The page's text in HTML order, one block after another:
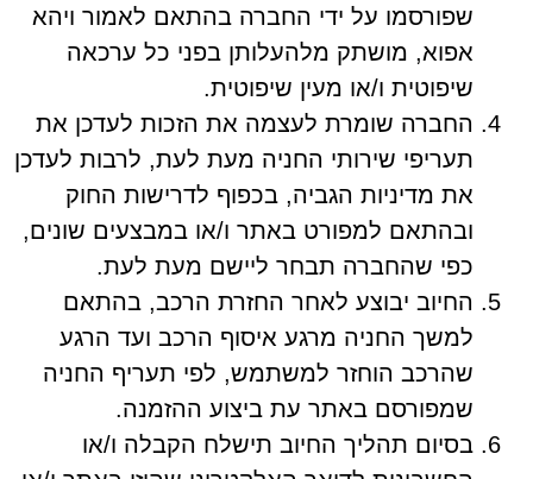
שפורסמו על ידי החברה בהתאם לאמור ויהא
אפוא, מושתק מלהעלותן בפני כל ערכאה
שיפוטית ו/או מעין שיפוטית.
החברה שומרת לעצמה את הזכות לעדכן את
תעריפי שירותי החניה מעת לעת, לרבות לעדכן
את מדיניות הגביה, בכפוף לדרישות החוק
ובהתאם למפורט באתר ו/או במבצעים שונים,
כפי שהחברה תבחר ליישם מעת לעת.
החיוב יבוצע לאחר החזרת הרכב, בהתאם
למשך החניה מרגע איסוף הרכב ועד הרגע
שהרכב הוחזר למשתמש, לפי תעריף החניה
שמפורסם באתר עת ביצוע ההזמנה.
בסיום תהליך החיוב תישלח הקבלה ו/או